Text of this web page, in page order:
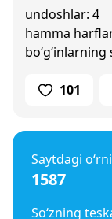
undoshlar: 4
hamma
bo‘g‘inlarning
101
Saytdagi o‘rni
1587
So‘zning